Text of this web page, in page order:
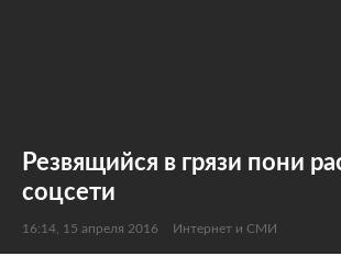
Резвящийся в грязи пони
соцсети
16:14, 15 апреля 2016 Интернет и СМИ